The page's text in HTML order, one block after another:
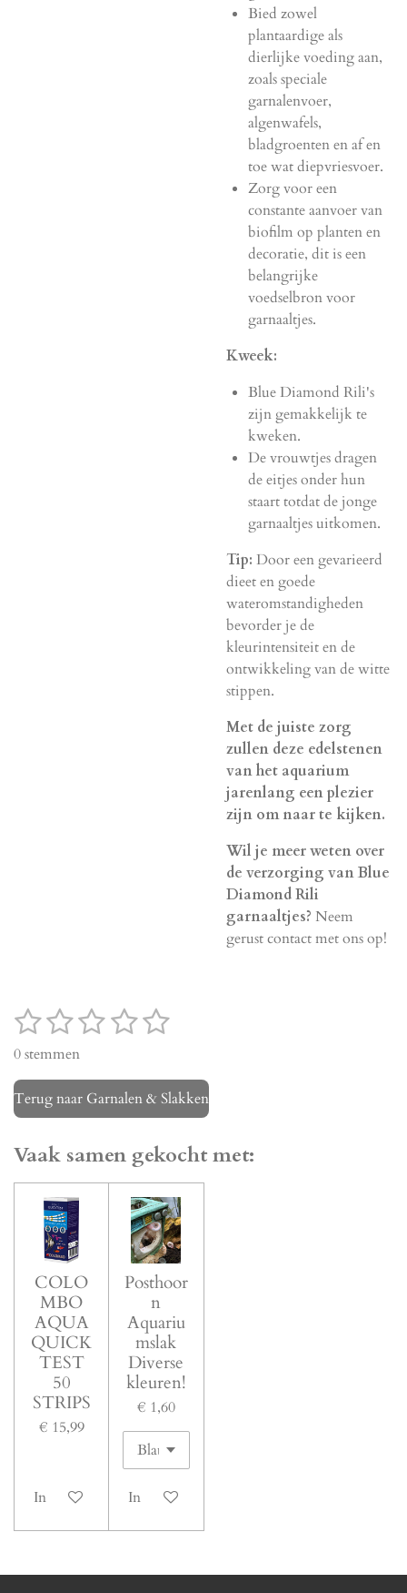
Bied zowel
plantaardige als
dierlijke voeding aan,
zoals speciale
garnalenvoer,
algenwafels,
bladgroenten en af en
toe wat diepvriesvoer.
Zorg voor een
constante aanvoer van
biofilm op planten en
decoratie, dit is een
belangrijke
voedselbron voor
garnaaltjes.
Kweek:
Blue Diamond Rili's
zijn gemakkelijk te
kweken.
De vrouwtjes dragen
de eitjes onder hun
staart totdat de jonge
garnaaltjes uitkomen.
Tip: Door een gevarieerd
dieet en goede
wateromstandigheden
bevorder je de
kleurintensiteit en de
ontwikkeling van de witte
stippen.
Met de juiste zorg
zullen deze edelstenen
van het aquarium
jarenlang een plezier
zijn om naar te kijken.
Wil je meer weten over
de verzorging van Blue
Diamond Rili
garnaaltjes? Neem
gerust contact met ons op!
R
t
i
n
:
1
s
t
e
r
2
s
t
e
r
r
e
n
3
s
t
e
r
e
n
4
t
e
r
e
5
t
e
r
e
n
S
m
m
e
0 stemmen
Terug naar Garnalen & Slakken
Vaak samen gekocht met:
COLO
MBO
AQUA
QUICK
TEST
50
STRIPS
€ 15,99
In winkelwagen
Posthoor
n
Aquariu
mslak
Diverse
kleuren!
€ 1,60
In winkelwagen